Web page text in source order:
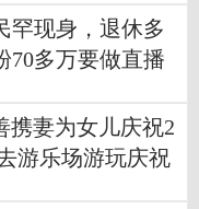
罕现身，退休多
70多万要做直播
携妻为女儿庆祝2
游乐场游玩庆祝